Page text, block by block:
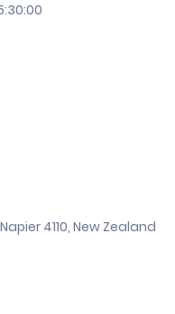
4110, New Zealand